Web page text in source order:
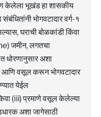
केलेला भूखंड हा शासकीय
भोगवटादार वर्ग-१
घराची बोळकांडी किंवा
जमीन, लगतचा
धोरणानुसार अशा
आणि वसूल करून भोगवटादार
येईल
(iii) प्रमाणे वसूल केलेल्या
अशा जागेसाठी